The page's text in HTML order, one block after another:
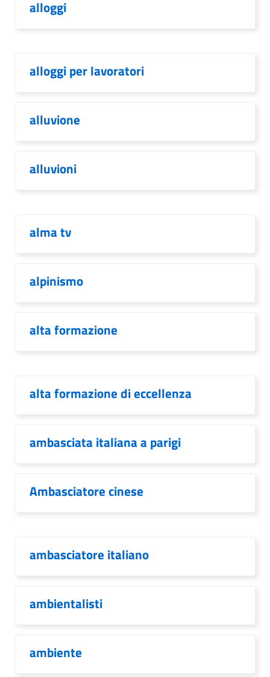
alloggi
alloggi per lavoratori
alluvione
alluvioni
alma tv
alpinismo
alta formazione
alta formazione di eccellenza
ambasciata italiana a parigi
Ambasciatore cinese
ambasciatore italiano
ambientalisti
ambiente